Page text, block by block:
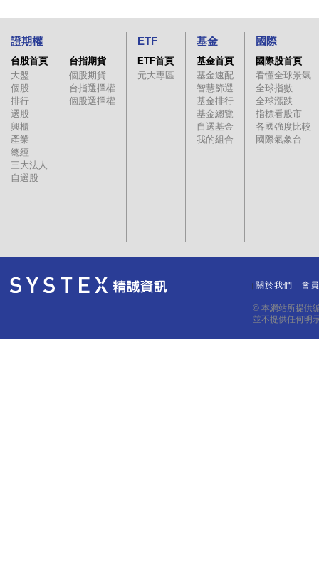
證期權
台股首頁
大盤
個股
排行
選股
興櫃
產業
總經
三大法人
自選股
台指期貨
個股期貨
台指選擇權
個股選擇權
ETF
ETF首頁
元大專區
基金
基金首頁
基金速配
智慧篩選
基金排行
基金總覽
自選基金
我的組合
國際
國際股首頁
看懂全球景氣
全球指數
全球漲跌
指標看股市
各國強度比較
國際氣象台
關於我們 會
© 本網站所提供
並不提供任何明